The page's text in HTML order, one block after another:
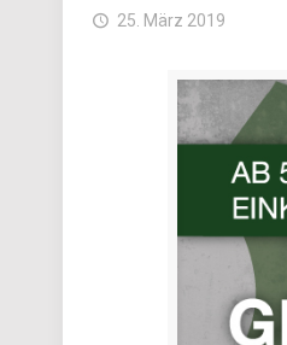
25. März 2019